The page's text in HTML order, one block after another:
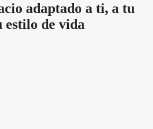
adaptado a ti, a tu
estilo de vida